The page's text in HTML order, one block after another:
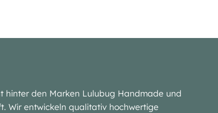
hinter den Marken Lulubug Handmade und
Wir entwickeln qualitativ hochwertige